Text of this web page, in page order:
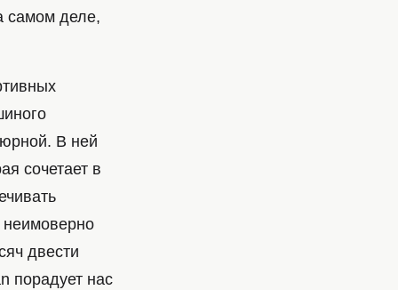
самом деле,
В ней
сочетает в
двести
порадует нас